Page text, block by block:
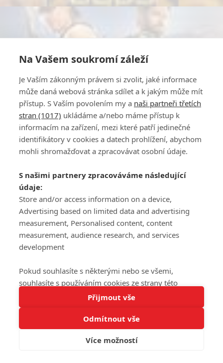
Tato stránka používá soubory cookies.
Rozumím
Na Vašem soukromí záleží
Je Vaším zákonným právem si zvolit, jaké informace
může daná webová stránka sdílet a k jakým může mít
přístup. S Vaším povolením my a naši partneři třetích
stran (1017) ukládáme a/nebo máme přístup k
informacím na zařízení, mezi které patří jedinečné
identifikátory v cookies a datech prohlížení, abychom
mohli shromažďovat a zpracovávat osobní údaje.
S našimi partnery zpracováváme následující
údaje:
Store and/or access information on a device,
Advertising based on limited data and advertising
measurement, Personalised content, content
measurement, audience research, and services
development
Pokud souhlasíte s některými nebo se všemi,
souhlasíte s používáním cookies ze strany této
stránky a pro tyto účely. Souhlas také můžete
odmítnout, ale v takovém případě vám na stránce
nebudou k dispozici některé personalizované funkce.
Vaše volby souhlasu se budou vztahovat pouze na
tuto webovou stránku. Vaše nastavení a odvolání
Přijmout vše
Odmítnout vše
Více možností